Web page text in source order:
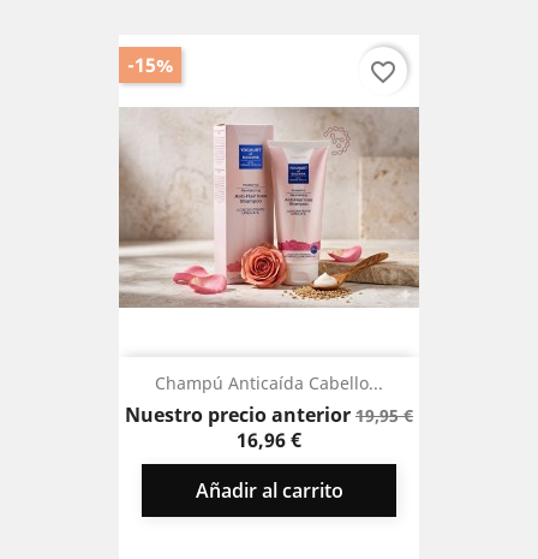
Champú Anticaída Cabello...
Nuestro precio anteriorPrecio
19,95 €Precio
16,96 €
Añadir al carrito
-15% favorite_border